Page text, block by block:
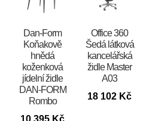
​​​​​Dan-Form
Koňakově
hnědá
koženková
jídelní židle
DAN-FORM
Rombo
Office 360
Šedá látková
kancelářská
židle Master
A03
18 102 Kč